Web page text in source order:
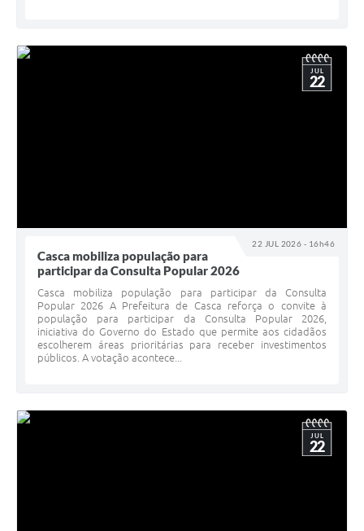
22 JUL 2026 - 16h46
JUL
22
Casca mobiliza população para
participar da Consulta Popular 2026
Casca mobiliza população para participar da Consulta
Popular 2026 A Prefeitura de Casca reforça o convite à
população para participar da Consulta Popular 2026,
iniciativa do Governo do Estado que permite aos cidadãos
escolherem áreas prioritárias para receber investimentos
públicos. A votação acontece...
JUL
22